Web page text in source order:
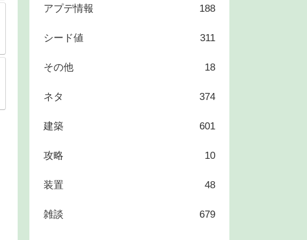
アプデ情報 188
シード値 311
その他 18
ネタ 374
建築 601
攻略 10
装置 48
雑談 679